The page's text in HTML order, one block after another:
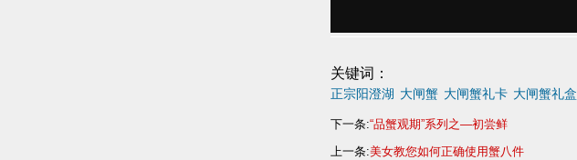
关键词：
正宗阳澄湖 大闸蟹 大闸蟹礼卡 大闸蟹礼盒
下一条:“品蟹观期”系列之—初尝鲜
上一条:美女教您如何正确使用蟹八件